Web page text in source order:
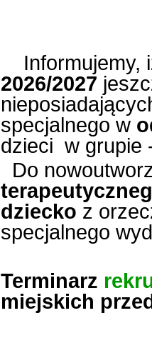
Informujemy,
2026/2027
specjalnego w
dzieci w grupie
Do
dziecko z
specjalnego
Terminarz
miejskich